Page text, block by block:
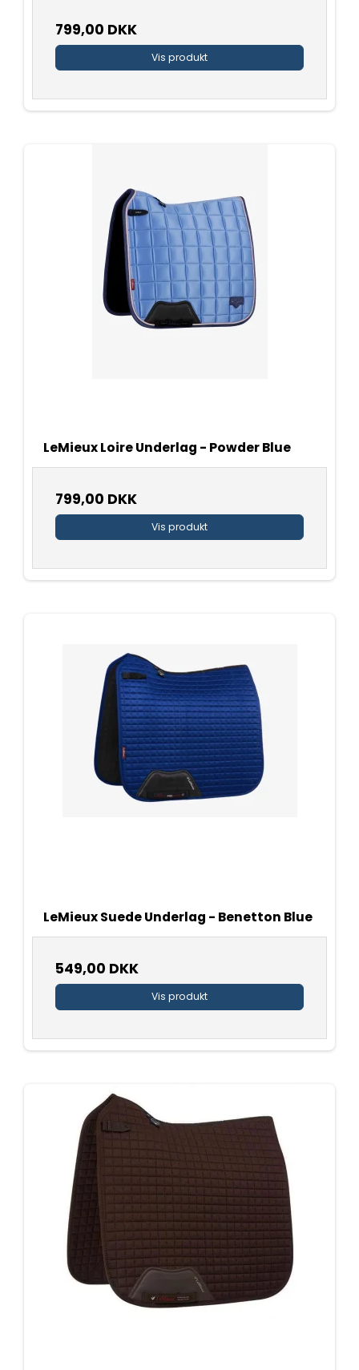
799,00 DKK
Vis produkt
LeMieux Loire Underlag - Powder Blue
799,00 DKK
Vis produkt
LeMieux Suede Underlag - Benetton Blue
549,00 DKK
Vis produkt